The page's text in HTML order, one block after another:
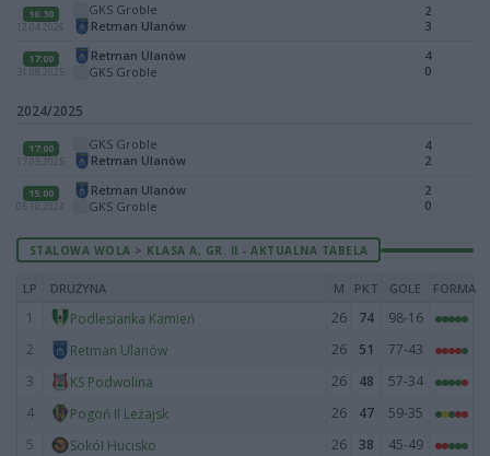
16:30
12.04.2026
GKS Groble
Retman Ulanów
2
3
17:00
31.08.2025
Retman Ulanów
GKS Groble
4
0
2024/2025
17:00
17.05.2025
GKS Groble
Retman Ulanów
4
2
15:00
05.10.2024
Retman Ulanów
GKS Groble
2
0
STALOWA WOLA > KLASA A, GR. II - AKTUALNA TABELA
LP DRUŻYNA M PKT GOLE FORMA
1 Podlesianka Kamień 26 74
98-16
2
Retman Ulanów 26 51
77-43
3
KS Podwolina 26 48
57-34
4
Pogoń II Leżajsk 26 47
59-35
5
Sokół Hucisko 26 38
45-49